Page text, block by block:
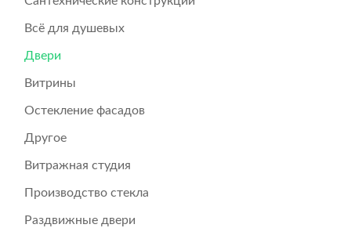
Всё для душевых
Двери
Витрины
Остекление фасадов
Другое
Витражная студия
Производство стекла
Раздвижные двери